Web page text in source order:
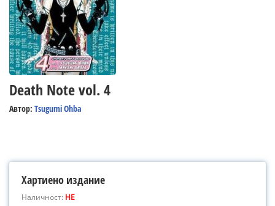
Death Note vol. 4
Автор: Tsugumi Ohba
Хартиено издание
Наличност: НЕ